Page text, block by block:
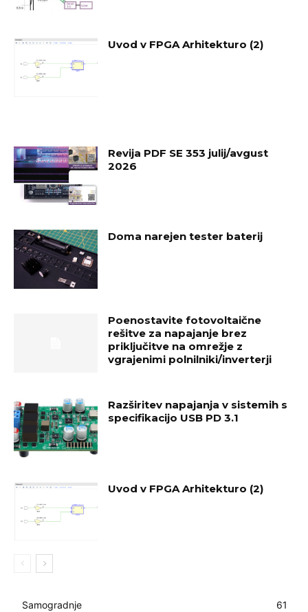
Uvod v FPGA Arhitekturo (2)
Revija PDF SE 353 julij/avgust
2026
Doma narejen tester baterij
Poenostavite fotovoltaične
rešitve za napajanje brez
priključitve na omrežje z
vgrajenimi polnilniki/inverterji
Razširitev napajanja v sistemih s
specifikacijo USB PD 3.1
Uvod v FPGA Arhitekturo (2)
Samogradnje
61